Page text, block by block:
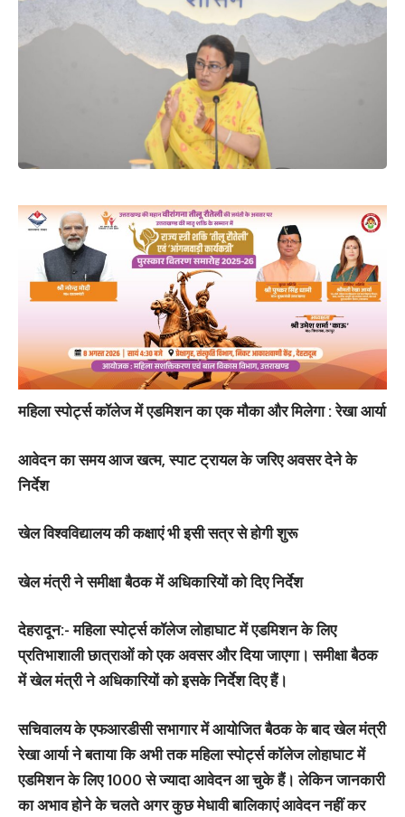
महिला स्पोर्ट्स कॉलेज में एडमिशन का एक मौका और मिलेगा : रेखा आर्या
आवेदन का समय आज खत्म, स्पाट ट्रायल के जरिए अवसर देने के
निर्देश
खेल विश्वविद्यालय की कक्षाएं भी इसी सत्र से होगी शुरू
खेल मंत्री ने समीक्षा बैठक में अधिकारियों को दिए निर्देश
देहरादून:-महिला स्पोर्ट्स कॉलेज लोहाघाट में एडमिशन के लिए
प्रतिभाशाली छात्राओं को एक अवसर और दिया जाएगा। समीक्षा बैठक
में खेल मंत्री ने अधिकारियों को इसके निर्देश दिए हैं।
सचिवालय के एफआरडीसी सभागार में आयोजित बैठक के बाद खेल मंत्री
रेखा आर्या ने बताया कि अभी तक महिला स्पोर्ट्स कॉलेज लोहाघाट में
एडमिशन के लिए 1000 से ज्यादा आवेदन आ चुके हैं। लेकिन जानकारी
का अभाव होने के चलते अगर कुछ मेधावी बालिकाएं आवेदन नहीं कर